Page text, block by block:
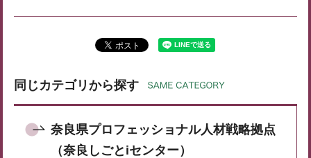
同じカテゴリから探す
奈良県プロフェッショナル人材戦略拠点
（奈良しごとiセンター）